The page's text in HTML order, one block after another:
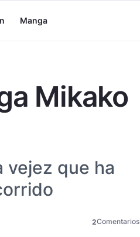
Manga
Mikako
vejez que ha
2Comentarios